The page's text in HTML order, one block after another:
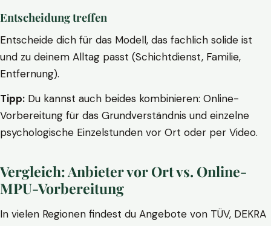
Entscheidung treffen
Entscheide dich für das Modell, das fachlich solide ist
und zu deinem Alltag passt (Schichtdienst, Familie,
Entfernung).
Tipp: Du kannst auch beides kombinieren: Online-
Vorbereitung für das Grundverständnis und einzelne
psychologische Einzelstunden vor Ort oder per Video.
Vergleich: Anbieter vor Ort vs. Online-
MPU-Vorbereitung
In vielen Regionen findest du Angebote von TÜV, DEKRA